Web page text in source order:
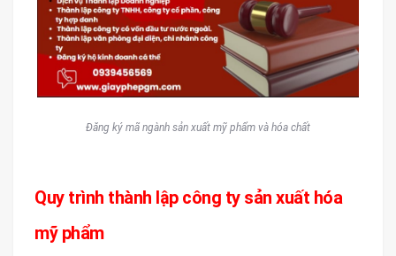
Đăng ký mã ngành sản xuất mỹ phẩm và hóa chất
Quy trình thành lập công ty sản xuất hóa
mỹ phẩm